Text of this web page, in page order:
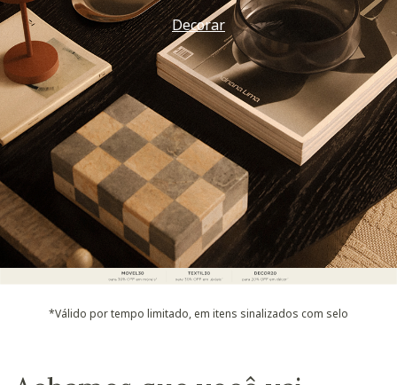
Decorar
*Válido por tempo limitado, em itens sinalizados com selo